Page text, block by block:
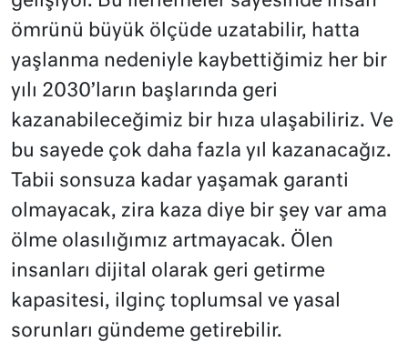
ömrünü büyük ölçüde uzatabilir, hatta
yaşlanma nedeniyle kaybettiğimiz her bir
yılı 2030’ların başlarında geri
kazanabileceğimiz bir hıza ulaşabiliriz. Ve
bu sayede çok daha fazla yıl kazanacağız.
Tabii sonsuza kadar yaşamak garanti
olmayacak, zira kaza diye bir şey var ama
ölme olasılığımız artmayacak. Ölen
insanları dijital olarak geri getirme
kapasitesi, ilginç toplumsal ve yasal
sorunları gündeme getirebilir.